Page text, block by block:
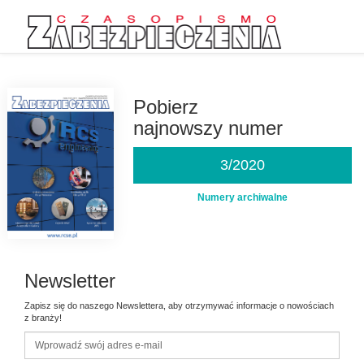
Pobierz
najnowszy numer
3/2020
Numery archiwalne
Newsletter
Zapisz się do naszego Newslettera, aby otrzymywać informacje o nowościach
z branży!